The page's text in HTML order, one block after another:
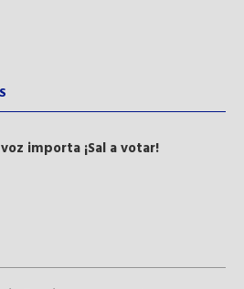
importa ¡Sal a votar!